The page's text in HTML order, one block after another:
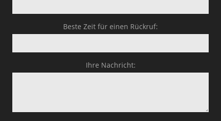
Beste Zeit für einen Rückruf:
Ihre Nachricht: